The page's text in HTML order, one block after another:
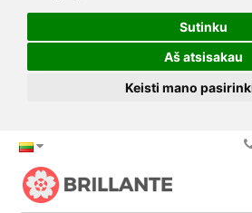
Sutinku
Aš atsisakau
Keisti mano